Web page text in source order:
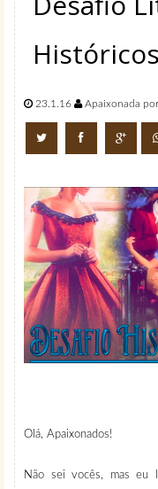
23.1.16 Apaixonada
Olá, Apaixonados!
Não sei vocês, mas eu